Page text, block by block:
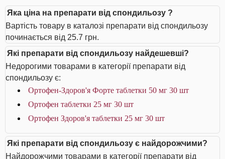
Яка ціна на препарати від спондильозу ?
Вартість товару в каталозі препарати від спондильозу
починається від 25.7 грн.
Які препарати від спондильозу найдешевші?
Недорогими товарами в категорії препарати від
спондильозу є:
Ортофен-Здоров'я Форте таблетки 50 мг 30 шт
Ортофен таблетки 25 мг 30 шт
Ортофен Здоров'я таблетки 25 мг 30 шт
Які препарати від спондильозу є найдорожчими?
Найдорожчими товарами в категорії препарати від